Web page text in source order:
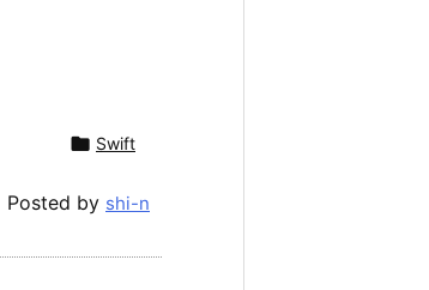
 Swift
Posted by shi-n